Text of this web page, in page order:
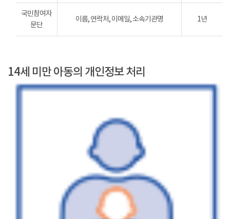
국민참여자
문단
이름, 연락처, 이메일, 소속기관명 1년
14세 미만 아동의 개인정보 처리